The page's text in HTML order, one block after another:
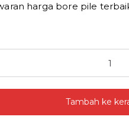
harga bore pile
Tambah ke